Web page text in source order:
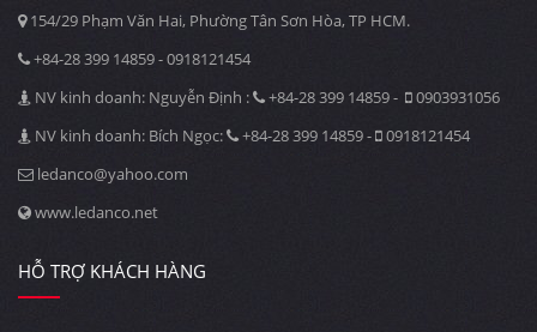
154/29 Phạm Văn Hai, Phường Tân Sơn Hòa, TP HCM.
+84-28 399 14859 - 0918121454
NV kinh doanh: Nguyễn Định :
+84-28 399 14859 -
0903931056
NV kinh doanh: Bích Ngọc:
+84-28 399 14859 -
0918121454
ledanco@yahoo.com
www.ledanco.net
HỖ TRỢ KHÁCH HÀNG